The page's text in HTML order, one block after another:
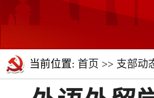
当前位置: 首页 >> 支部动